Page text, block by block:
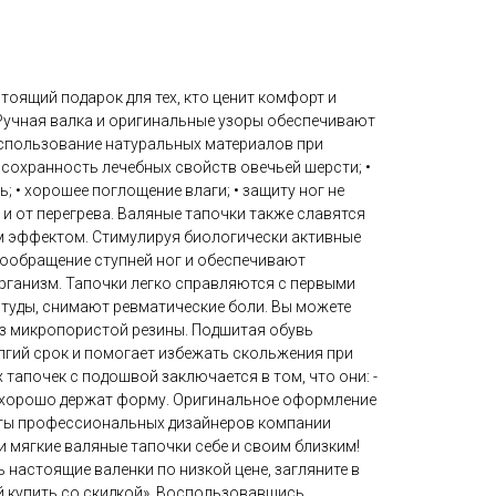
подарок для тех, кто ценит комфорт и
валка и оригинальные узоры обеспечивают
натуральных материалов при
лечебных свойств овечьей шерсти; •
• хорошее поглощение влаги; • защиту ног не
от перегрева. Валяные тапочки также славятся
Стимулируя биологически активные
ступней ног и обеспечивают
Тапочки легко справляются с первыми
снимают ревматические боли. Вы можете
микропористой резины. Подшитая обувь
срок и помогает избежать скольжения при
с подошвой заключается в том, что они: -
держат форму. Оригинальное оформление
профессиональных дизайнеров компании
мягкие валяные тапочки себе и своим близким!
настоящие валенки по низкой цене, загляните в